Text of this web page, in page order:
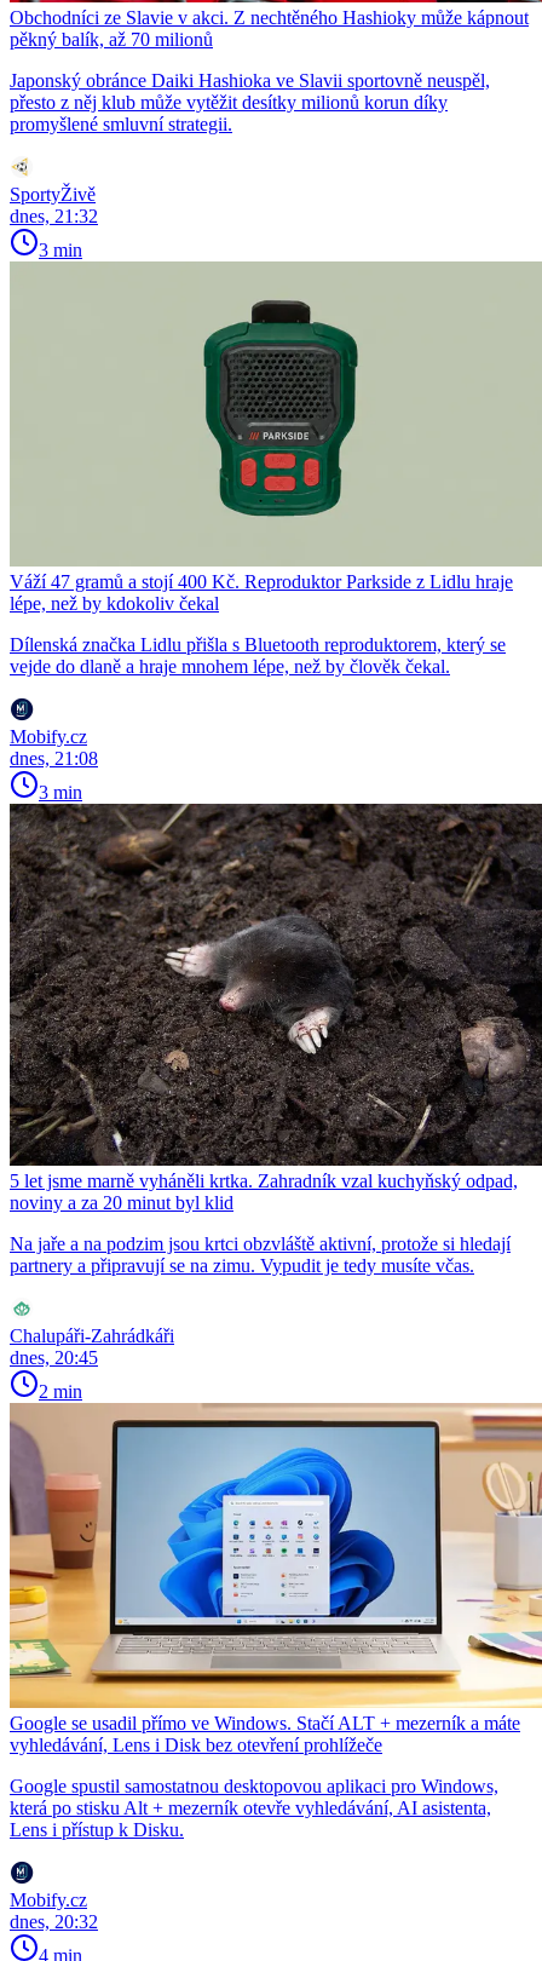
Obchodníci ze Slavie v akci. Z nechtěného Hashioky může kápnout
pěkný balík, až 70 milionů
Japonský obránce Daiki Hashioka ve Slavii sportovně neuspěl,
přesto z něj klub může vytěžit desítky milionů korun díky
promyšlené smluvní strategii.
SportyŽivě
dnes, 21:32
3 min
Váží 47 gramů a stojí 400 Kč. Reproduktor Parkside z Lidlu hraje
lépe, než by kdokoliv čekal
Dílenská značka Lidlu přišla s Bluetooth reproduktorem, který se
vejde do dlaně a hraje mnohem lépe, než by člověk čekal.
Mobify.cz
dnes, 21:08
3 min
5 let jsme marně vyháněli krtka. Zahradník vzal kuchyňský odpad,
noviny a za 20 minut byl klid
Na jaře a na podzim jsou krtci obzvláště aktivní, protože si hledají
partnery a připravují se na zimu. Vypudit je tedy musíte včas.
Chalupáři-Zahrádkáři
dnes, 20:45
2 min
Google se usadil přímo ve Windows. Stačí ALT + mezerník a máte
vyhledávání, Lens i Disk bez otevření prohlížeče
Google spustil samostatnou desktopovou aplikaci pro Windows,
která po stisku Alt + mezerník otevře vyhledávání, AI asistenta,
Lens i přístup k Disku.
Mobify.cz
dnes, 20:32
4 min